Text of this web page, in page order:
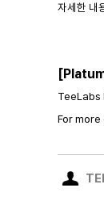
자세한 내
TeeLabs
For